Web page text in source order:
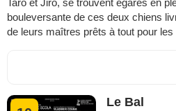
bouleversante de ces deux chiens
de leurs maîtres prêts à tout pour les
Le Bal